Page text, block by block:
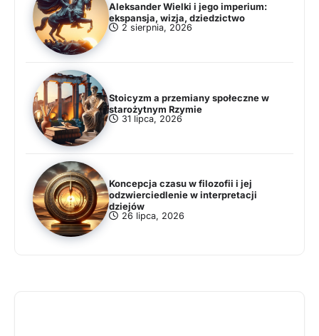
Aleksander Wielki i jego imperium:
ekspansja, wizja, dziedzictwo
2 sierpnia, 2026
Stoicyzm a przemiany społeczne w
starożytnym Rzymie
31 lipca, 2026
Koncepcja czasu w filozofii i jej
odzwierciedlenie w interpretacji
dziejów
26 lipca, 2026